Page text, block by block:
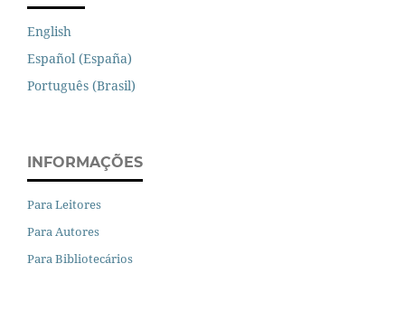
English
Español (España)
Português (Brasil)
INFORMAÇÕES
Para Leitores
Para Autores
Para Bibliotecários